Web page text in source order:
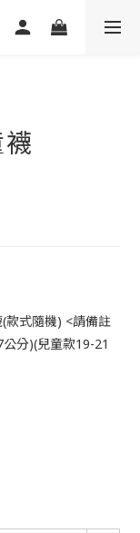
款式隨機) <請備註
分)(兒童款19-21